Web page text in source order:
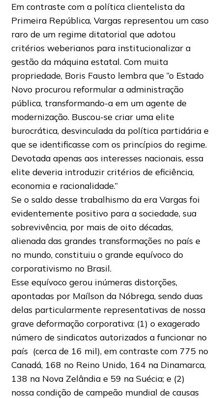
Em contraste com a política clientelista da
Primeira República, Vargas representou um caso
raro de um regime ditatorial que adotou
critérios weberianos para institucionalizar a
gestão da máquina estatal. Com muita
propriedade, Boris Fausto lembra que “o Estado
Novo procurou reformular a administração
pública, transformando-a em um agente de
modernização. Buscou-se criar uma elite
burocrática, desvinculada da política partidária e
que se identificasse com os princípios do regime.
Devotada apenas aos interesses nacionais, essa
elite deveria introduzir critérios de eficiência,
economia e racionalidade.”
Se o saldo desse trabalhismo da era Vargas foi
evidentemente positivo para a sociedade, sua
sobrevivência, por mais de oito décadas,
alienada das grandes transformações no país e
no mundo, constituiu o grande equívoco do
corporativismo no Brasil.
Esse equívoco gerou inúmeras distorções,
apontadas por Maílson da Nóbrega, sendo duas
delas particularmente representativas de nossa
grave deformação corporativa: (1) o exagerado
número de sindicatos autorizados a funcionar no
país (cerca de 16 mil), em contraste com 775 no
Canadá, 168 no Reino Unido, 164 na Dinamarca,
138 na Nova Zelândia e 59 na Suécia; e (2)
nossa condição de campeão mundial de causas